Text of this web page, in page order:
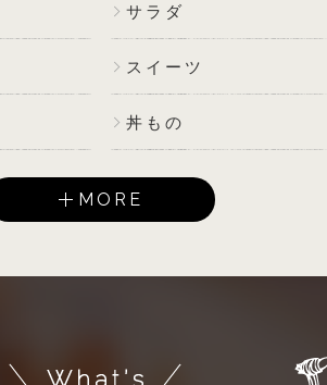
サラダ
スイーツ
丼もの
MORE